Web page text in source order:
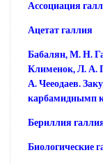
Ассоциация
Ацетат галлия
Бабалян, М. Н.
Клименок, Л. А.
А. Чееодаев.
карбамиднымп
Бериллия
Биологические